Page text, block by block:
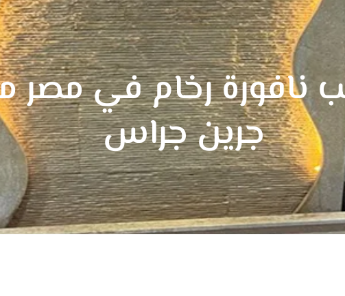
نافورة رخام في
جرين جراس